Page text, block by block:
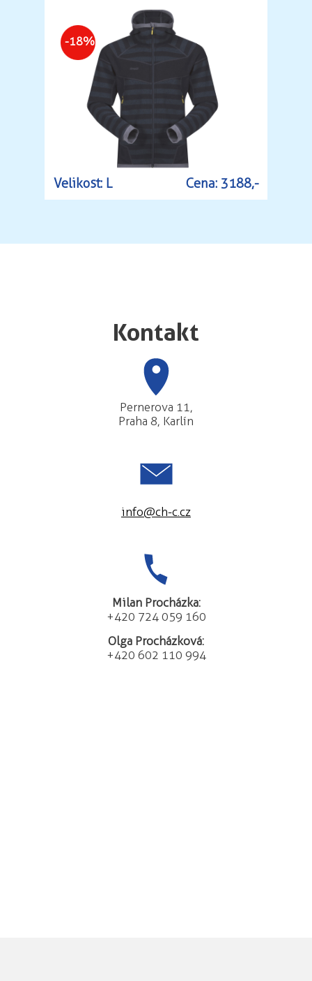
-18%
Velikost: L Cena: 3188,-
Kontakt
Pernerova 11,
Praha 8, Karlín
info@ch-c.cz
Milan Procházka:
+420 724 059 160
Olga Procházková:
+420 602 110 994